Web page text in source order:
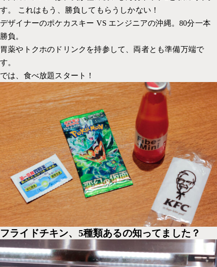
す。 これはもう、勝負してもらうしかない！
デザイナーのポケカスキー VS エンジニアの沖縄。80分一本
勝負。
胃薬やトクホのドリンクを持参して、両者とも準備万端で
す。
では、食べ放題スタート！
フライドチキン、5種類あるの知ってました？